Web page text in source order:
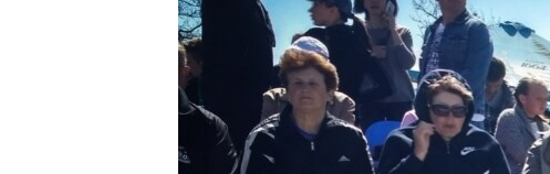
КРЫМ.НЕПОКОРЕННЫЙ
УКРАИНСКАЯ ПРОБЛЕМА КРЫМА